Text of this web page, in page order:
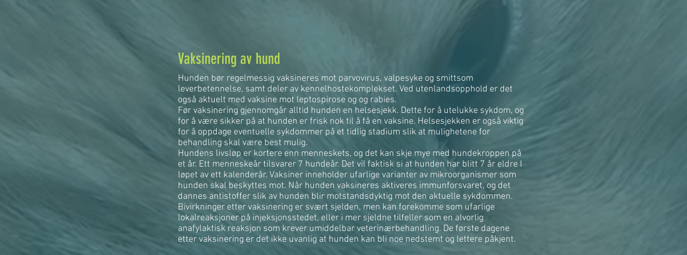
Vaksinering av hund
Hunden bør regelmessig vaksineres mot parvovirus, valpesyke og smittsom
leverbetennelse, samt deler av kennelhostekomplekset. Ved utenlandsopphold er det
også aktuelt med vaksine mot leptospirose og og rabies.
Før vaksinering gjennomgår alltid hunden en helsesjekk. Dette for å utelukke sykdom, og
for å være sikker på at hunden er frisk nok til å få en vaksine. Helsesjekken er også viktig
for å oppdage eventuelle sykdommer på et tidlig stadium slik at mulighetene for
behandling skal være best mulig.
Hundens livsløp er kortere enn menneskets, og det kan skje mye med hundekroppen på
et år. Ett menneskeår tilsvarer 7 hundeår. Det vil faktisk si at hunden har blitt 7 år eldre I
løpet av ett kalenderår. Vaksiner inneholder ufarlige varianter av mikroorganismer som
hunden skal beskyttes mot. Når hunden vaksineres aktiveres immunforsvaret, og det
dannes antistoffer slik av hunden blir motstandsdyktig mot den aktuelle sykdommen.
Bivirkninger etter vaksinering er svært sjelden, men kan forekomme som ufarlige
lokalreaksjoner på injeksjonsstedet, eller i mer sjeldne tilfeller som en alvorlig
anafylaktisk reaksjon som krever umiddelbar veterinærbehandling. De første dagene
etter vaksinering er det ikke uvanlig at hunden kan bli noe nedstemt og lettere påkjent.